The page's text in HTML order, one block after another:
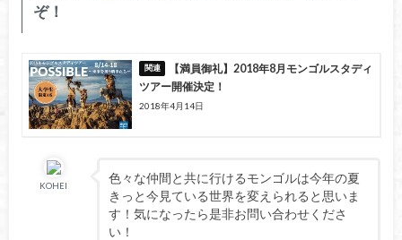
ぞ！
【満員御礼】2018年8月モンゴルスタディ
ツアー開催決定！
2018年4月14日
KOHEI
色々な仲間と共に行けるモンゴルは今年の夏
きっと今見ている世界を変えられると思いま
す！気になったら是非お問い合わせくださ
い！